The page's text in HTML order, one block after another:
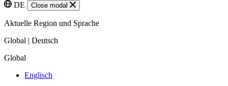
DE Close modal
Aktuelle Region und Sprache
Global | Deutsch
Global
Englisch